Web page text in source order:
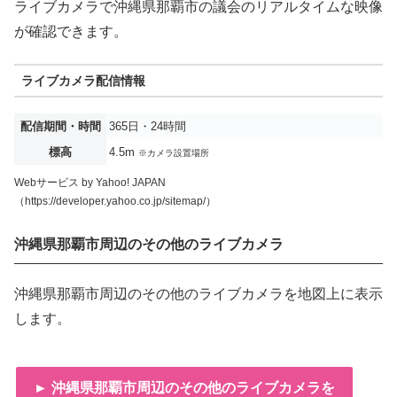
ライブカメラで沖縄県那覇市の議会のリアルタイムな映像
が確認できます。
ライブカメラ配信情報
配信期間・時間
365日・24時間
標高
4.5m ※カメラ設置場所
Webサービス by Yahoo! JAPAN
（https://developer.yahoo.co.jp/sitemap/）
沖縄県那覇市周辺のその他のライブカメラ
沖縄県那覇市周辺のその他のライブカメラを地図上に表示
します。
► 沖縄県那覇市周辺のその他のライブカメラを